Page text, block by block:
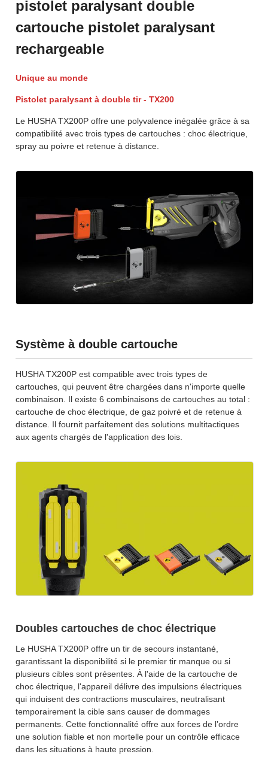
pistolet paralysant double
cartouche pistolet paralysant
rechargeable
Unique au monde
Pistolet paralysant à double tir - TX200
Le HUSHA TX200P offre une polyvalence inégalée grâce à sa
compatibilité avec trois types de cartouches : choc électrique,
spray au poivre et retenue à distance.
Système à double cartouche
HUSHA TX200P est compatible avec trois types de
cartouches, qui peuvent être chargées dans n'importe quelle
combinaison. Il existe 6 combinaisons de cartouches au total :
cartouche de choc électrique, de gaz poivré et de retenue à
distance. Il fournit parfaitement des solutions multitactiques
aux agents chargés de l'application des lois.
Doubles cartouches de choc électrique
Le HUSHA TX200P offre un tir de secours instantané,
garantissant la disponibilité si le premier tir manque ou si
plusieurs cibles sont présentes. À l'aide de la cartouche de
choc électrique, l'appareil délivre des impulsions électriques
qui induisent des contractions musculaires, neutralisant
temporairement la cible sans causer de dommages
permanents. Cette fonctionnalité offre aux forces de l’ordre
une solution fiable et non mortelle pour un contrôle efficace
dans les situations à haute pression.